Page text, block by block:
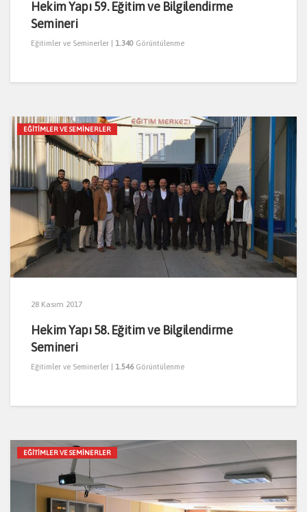
Hekim Yapı 59. Eğitim ve Bilgilendirme
Semineri
Eğitimler ve Seminerler 1.340 Görüntülenme
EĞITIMLER VE SEMINERLER
28 Kasım 2017
Hekim Yapı 58. Eğitim ve Bilgilendirme
Semineri
Eğitimler ve Seminerler 1.546Görüntülenme
EĞITIMLER VE SEMINERLER